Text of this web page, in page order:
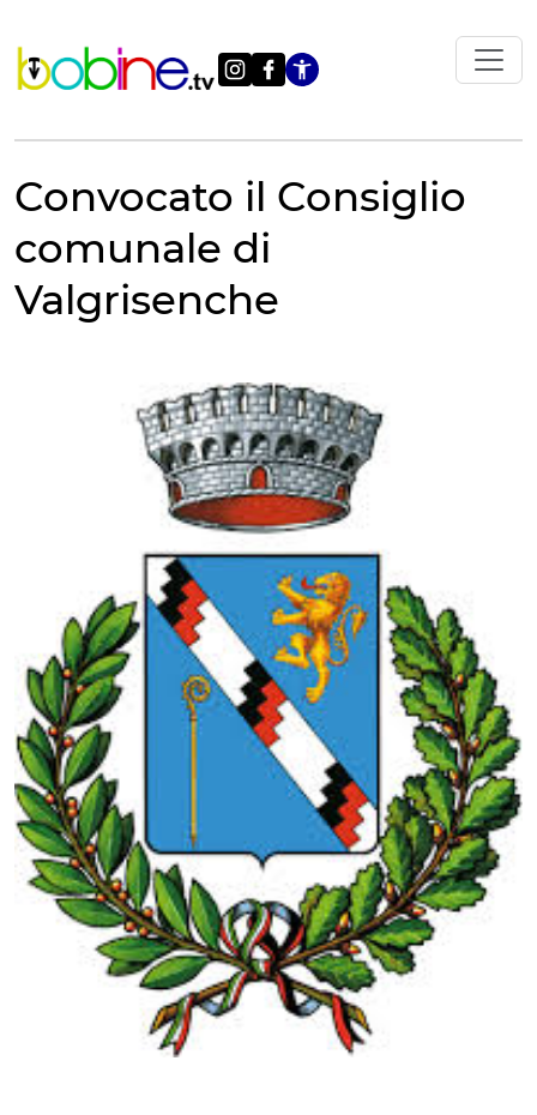
contenuto
Apri le
Convocato il Consiglio
comunale di
Valgrisenche